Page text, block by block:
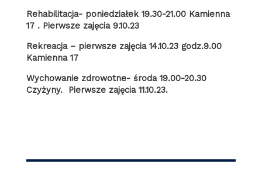
Rehabilitacja- poniedziałek 19.30-21.00 Kamienna
17 . Pierwsze zajęcia 9.10.23
Rekreacja – pierwsze zajęcia 14.10.23 godz.9.00
Kamienna 17
Wychowanie zdrowotne- środa 19.00-20.30
Czyżyny. Pierwsze zajęcia 11.10.23.